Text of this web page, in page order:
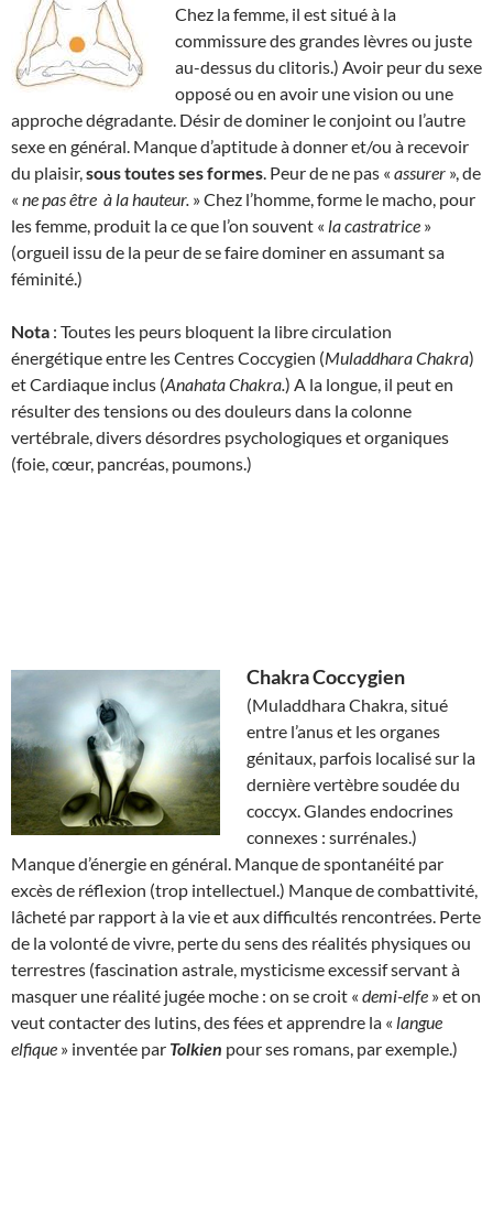
Chez la femme, il est situé à la
commissure des grandes lèvres ou juste
au-dessus du clitoris.) Avoir peur du sexe
opposé ou en avoir une vision ou une
approche dégradante. Désir de dominer le conjoint ou l’autre
sexe en général. Manque d’aptitude à donner et/ou à recevoir
du plaisir,sous toutes ses formes. Peur de ne pas « assurer », de
« ne pas être à la hauteur. » Chez l’homme, forme le macho, pour
les femme, produit la ce que l’on souvent « lacastratrice »
(orgueil issu de la peur de se faire dominer en assumant sa
féminité.)
Nota : Toutes les peurs bloquent la libre circulation
énergétique entre les Centres Coccygien (Muladdhara Chakra)
et Cardiaque inclus (Anahata Chakra.) A la longue, il peut en
résulter des tensions ou des douleurs dans la colonne
vertébrale, divers désordres psychologiques et organiques
(foie, cœur, pancréas, poumons.)
ChakraCoccygien
(Muladdhara Chakra, situé
entre l’anus et les organes
génitaux, parfois localisé sur la
dernière vertèbre soudée du
coccyx. Glandes endocrines
connexes : surrénales.)
Manque d’énergie en général. Manque de spontanéité par
excès de réflexion (trop intellectuel.) Manque de combattivité,
lâcheté par rapport à la vie et aux difficultés rencontrées. Perte
de la volonté de vivre, perte du sens des réalités physiques ou
terrestres (fascination astrale, mysticisme excessif servant à
masquer une réalité jugée moche : on se croit « demi-elfe » et on
veut contacter des lutins, des fées et apprendre la « langue
elfique » inventée par Tolkien pour ses romans, par exemple.)